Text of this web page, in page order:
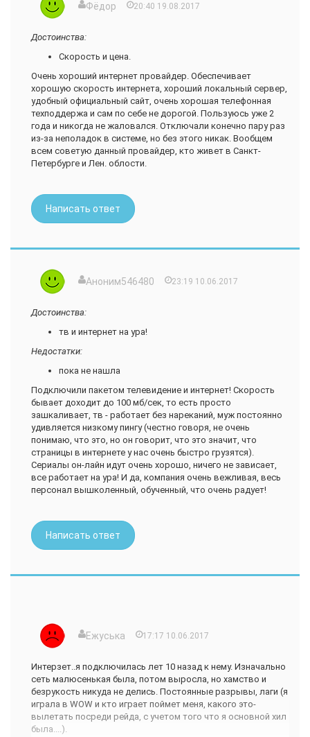
Фёдор 20:40 19.08.2017
Достоинства:
Скорость и цена.
Очень хороший интернет провайдер. Обеспечивает
хорошую скорость интернета, хороший локальный сервер,
удобный официальный сайт, очень хорошая телефонная
техподдержа и сам по себе не дорогой. Пользуюсь уже 2
года и никогда не жаловался. Отключали конечно пару раз
из-за неполадок в системе, но без этого никак. Вообщем
всем советую данный провайдер, кто живет в Санкт-
Петербурге и Лен. облости.
Написать ответ
Аноним546480 23:19 10.06.2017
Достоинства:
тв и интернет на ура!
Недостатки:
пока не нашла
Подключили пакетом телевидение и интернет! Скорость
бывает доходит до 100 мб/сек, то есть просто
зашкаливает, тв - работает без нареканий, муж постоянно
удивляется низкому пингу (честно говоря, не очень
понимаю, что это, но он говорит, что это значит, что
страницы в интернете у нас очень быстро грузятся).
Сериалы он-лайн идут очень хорошо, ничего не зависает,
все работает на ура! И да, компания очень вежливая, весь
персонал вышколенный, обученный, что очень радует!
Написать ответ
Ежуська 17:17 10.06.2017
Интерзет..я подключилась лет 10 назад к нему. Изначально
сеть малюсенькая была, потом выросла, но хамство и
безрукость никуда не делись. Постоянные разрывы, лаги (я
играла в WOW и кто играет поймет меня, какого это-
вылетать посреди рейда, с учетом того что я основной хил
была....).